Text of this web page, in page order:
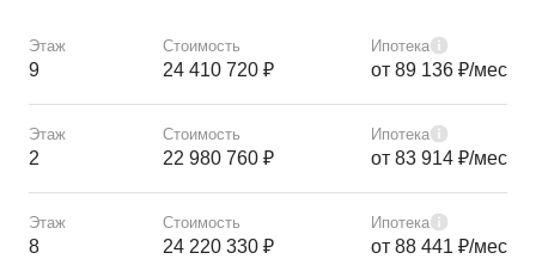
Этаж
9
Стоимость
24 410 720 ₽
Ипотека
от 89 136 ₽/мес
Этаж
2
Стоимость
22 980 760 ₽
Ипотека
от 83 914 ₽/мес
Этаж
8
Стоимость
24 220 330 ₽
Ипотека
от 88 441 ₽/мес